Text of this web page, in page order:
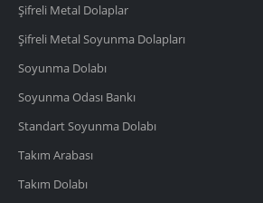
Şifreli Metal Dolaplar
Şifreli Metal Soyunma Dolapları
Soyunma Dolabı
Soyunma Odası Bankı
Standart Soyunma Dolabı
Takım Arabası
Takım Dolabı